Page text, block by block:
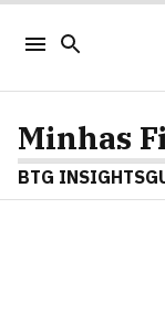
Minhas
BTG INSIGHTS